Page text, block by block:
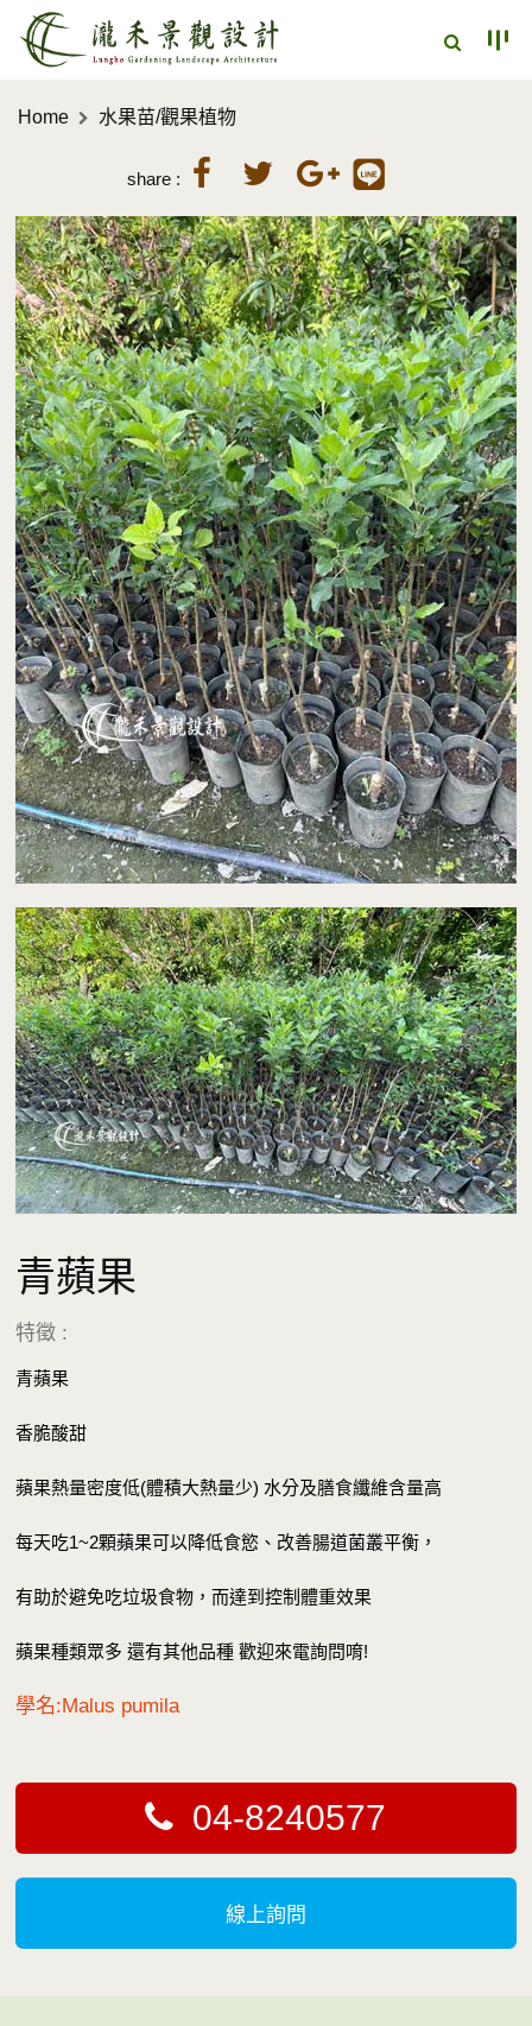
Home 水果苗/觀果植物
share :
青蘋果
特徵 :
青蘋果
香脆酸甜
蘋果熱量密度低(體積大熱量少) 水分及膳食纖維含量高
每天吃1~2顆蘋果可以降低食慾、改善腸道菌叢平衡，
有助於避免吃垃圾食物，而達到控制體重效果
蘋果種類眾多 還有其他品種 歡迎來電詢問唷!
學名:Malus pumila
04-8240577
線上詢問